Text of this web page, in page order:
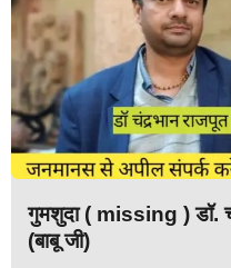
गुमशुदा ( missing ) डॉ.
(बाबू जी)